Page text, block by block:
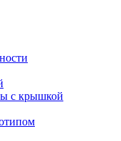
с крышкой